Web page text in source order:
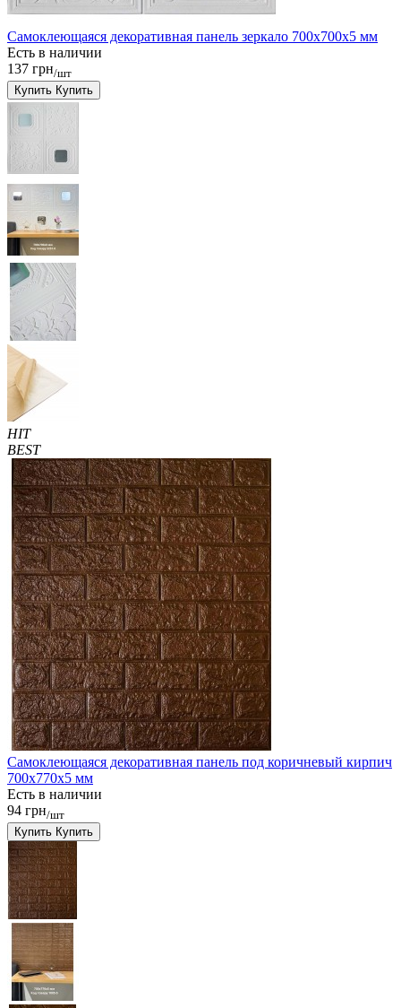
Самоклеющаяся декоративная панель зеркало 700x700x5 мм
Есть в наличии
137 грн/шт
Купить Купить
HIT
BEST
Самоклеющаяся декоративная панель под коричневый кирпич
700x770x5 мм
Есть в наличии
94 грн/шт
Купить Купить